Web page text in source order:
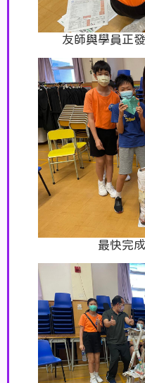
友師與學員正
最快完